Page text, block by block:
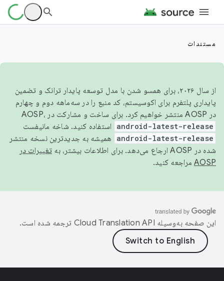
مستندات
از سال ۲۰۲۶، برای همسو شدن با مدل توسعه پایدار ترانک و تضمین
پایداری پلتفرم برای اکوسیستم، کد منبع را در سه‌ماهه دوم و چهارم
در AOSP منتشر خواهیم کرد. برای ساخت و مشارکت در AOSP،
android-latest-release استفاده کنید. شاخه مانیفست
android-latest-release
همیشه به جدیدترین نسخه منتشر
شده در AOSP ارجاع می‌دهد. برای اطلاعات بیشتر، به
تغییرات در
AOSP مراجعه کنید.
این صفحه به‌وسیله ترجمه شده است.